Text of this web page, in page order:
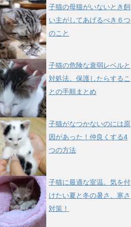
子猫の母猫がいないとき飼
い主がしてあげるべき６つ
のこと
子猫の危険な衰弱レベルと
対処法。保護したらするこ
との手順まとめ
子猫がなつかないのには原
因があった！仲良くする4
つの方法
子猫に最適な室温。気を付
けたい夏と冬の暑さ、寒さ
対策！